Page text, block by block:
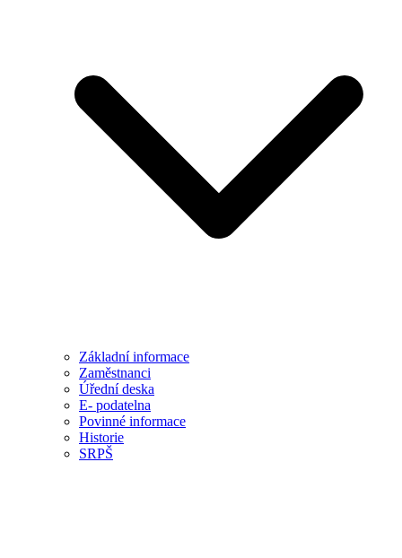
Základní informace
Zaměstnanci
Úřední deska
E- podatelna
Povinné informace
Historie
SRPŠ